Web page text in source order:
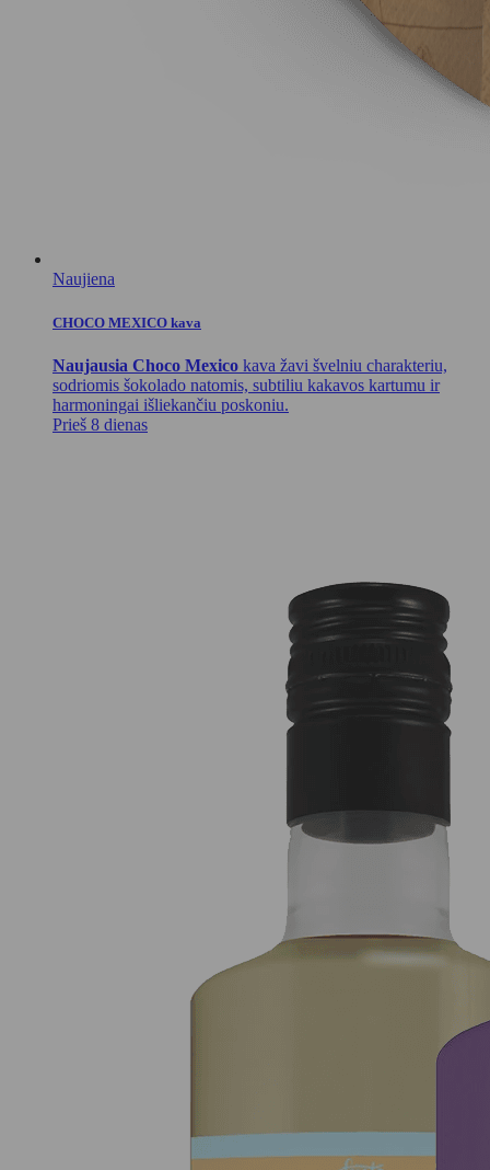
Naujiena
CHOCO MEXICO kava
Naujausia Choco Mexico kava žavi švelniu charakteriu,
sodriomis šokolado natomis, subtiliu kakavos kartumu ir
harmoningai išliekančiu poskoniu.
Prieš 8 dienas